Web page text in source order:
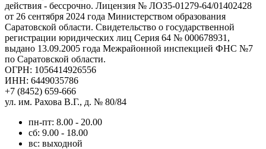
действия - бессрочно. Лицензия № ЛО35-01279-64/01402428
от 26 сентября 2024 года Министерством образования
Саратовской области. Свидетельство о государственной
регистрации юридических лиц Серия 64 № 000678931,
выдано 13.09.2005 года Межрайонной инспекцией ФНС №7
по Саратовской области.
ОГРН: 1056414926556
ИНН: 6449035786
+7 (8452) 659-666
ул. им. Рахова В.Г., д. № 80/84
пн-пт: 8.00 - 20.00
сб: 9.00 - 18.00
вс: выходной